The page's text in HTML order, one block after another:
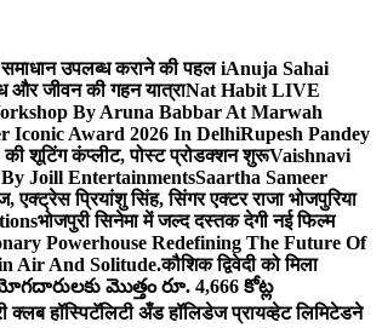
समाधान उपलब्ध कराने की पहल iAnuja Sahai
और जीवन की गहन यात्राNat Habit LIVE
By Aruna Babbar At Marwah
Iconic Award 2026 In DelhiRupesh Pandey
की शूटिंग कंप्लीट, पोस्ट प्रोडक्शन शुरूVaishnavi
Joill EntertainmentsSaartha Sameer
एक्ट्रेस प्रियांशु सिंह, सिंगर एक्टर राजा भोजपुरिया
भोजपुरी सिनेमा में जल्द दस्तक देगी नई फिल्म
Powerhouse Redefining The Future Of
Air And Solitude.कौशिक द्विवेदी को मिला
మొత్తం రూ. 4,666 కోట్ల
क्लब हॉस्पिटॅलिटी अँड हॉलिडेज प्रायव्हेट लिमिटेडने